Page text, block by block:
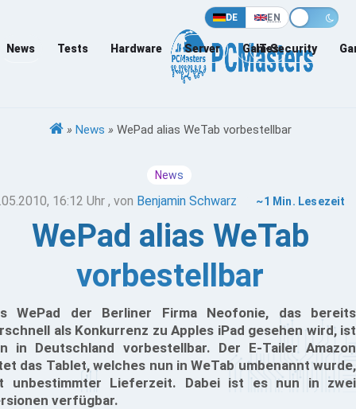
DE EN
News Tests Hardware Server Games
IT-Security
» News » WePad alias WeTab vorbestellbar
News
16:12 Uhr , von Benjamin Schwarz ~1 Min. Lesezeit
WePad alias WeTab
vorbestellbar
WePad der Berliner Firma Neofonie, das bereits
als Konkurrenz zu Apples iPad gesehen wird, ist
in Deutschland vorbestellbar. Der E-Tailer Amazon
das Tablet, welches nun in WeTab umbenannt wurde,
unbestimmter Lieferzeit. Dabei ist es nun in zwei
verfügbar.